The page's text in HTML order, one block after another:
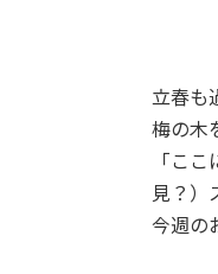
立春も
梅の木
「こ
見？）
今週の